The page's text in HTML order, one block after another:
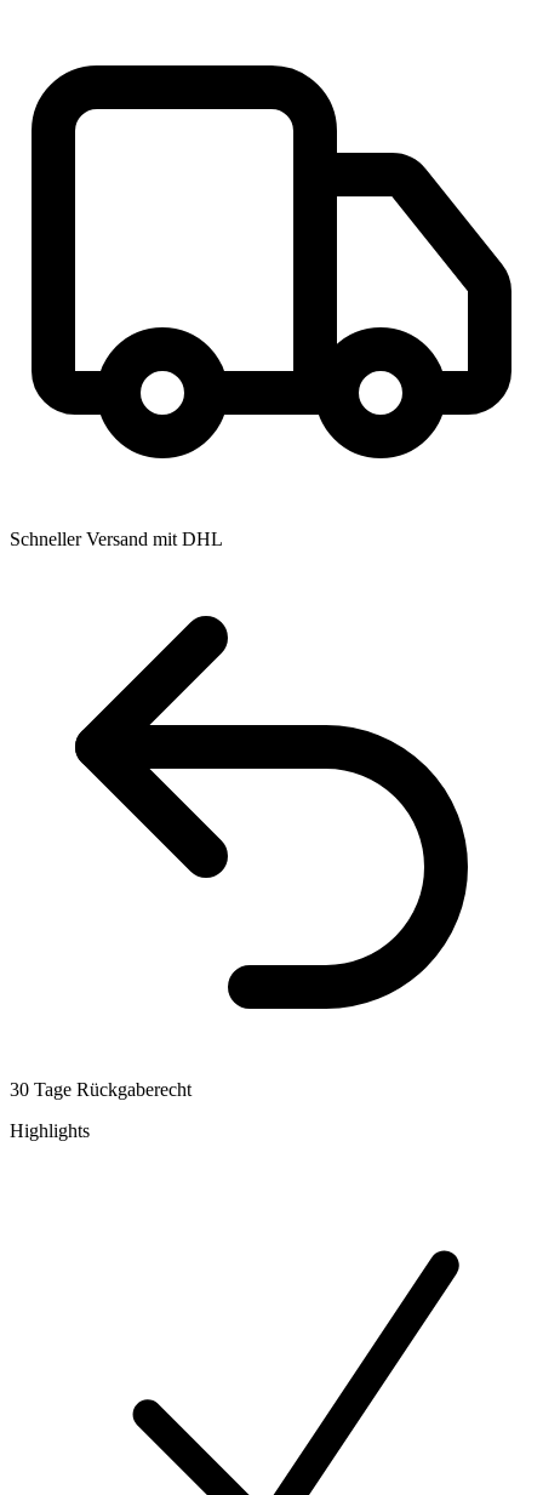
Schneller Versand mit DHL
30 Tage Rückgaberecht
Highlights